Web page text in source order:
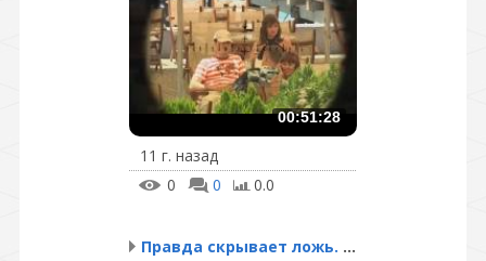
00:51:28
11 г. назад
0
0 0.0
Правда скрывает ложь. С...